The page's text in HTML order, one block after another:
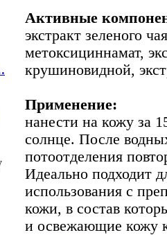
Активные
экстракт зеленого
метоксициннамат,
крушиновидной,
Применение:
нанести на кожу за
солнце. После
потоотделения
Идеально подходит
использования с
кожи, в состав
и освежающие кожу